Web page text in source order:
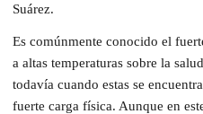
Suárez.
Es comúnmente conocido el
a altas temperaturas sobre la
todavía cuando estas se
fuerte carga física. Aunque en